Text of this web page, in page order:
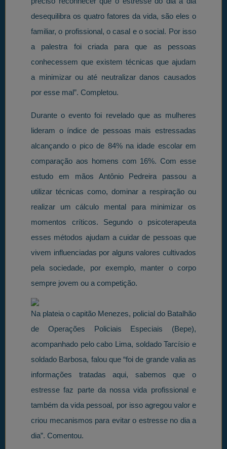
desequilibra os quatro fatores da vida, são eles o
familiar, o profissional, o casal e o social. Por isso
a palestra foi criada para que as pessoas
conhecessem que existem técnicas que ajudam
a minimizar ou até neutralizar danos causados
por esse mal”. Completou.
Durante o evento foi revelado que as mulheres
lideram o índice de pessoas mais estressadas
alcançando o pico de 84% na idade escolar em
comparação aos homens com 16%. Com esse
estudo em mãos Antônio Pedreira passou a
utilizar técnicas como, dominar a respiração ou
realizar um cálculo mental para minimizar os
momentos críticos. Segundo o psicoterapeuta
esses métodos ajudam a cuidar de pessoas que
vivem influenciadas por alguns valores cultivados
pela sociedade, por exemplo, manter o corpo
sempre jovem ou a competição.
Na plateia o capitão Menezes, policial do Batalhão
de Operações Policiais Especiais (Bepe),
acompanhado pelo cabo Lima, soldado Tarcísio e
soldado Barbosa, falou que “foi de grande valia as
informações tratadas aqui, sabemos que o
estresse faz parte da nossa vida profissional e
também da vida pessoal, por isso agregou valor e
criou mecanismos para evitar o estresse no dia a
dia”. Comentou.